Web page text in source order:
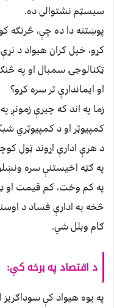
سیسټم نشتوالی ده.
پوښتنه دا ده چې، څرنګه
کړو، خپل ګران هیواد د
ټکنالوجۍ سمبال او په
او ایماندارې تر سره کړو؟
زما په اند که چیرې زمونږ
کمپیوټر او د کمپیوټري
د هرې ادارې اړوند ټول
په ګټه اخیستنې سره
په کم وخت، کم قیمت او
څخه به ادارې فساد د
ګام وبلل شي.
د اقتصاد په برخه کې:
په یوه هیواد کې سوداګریز